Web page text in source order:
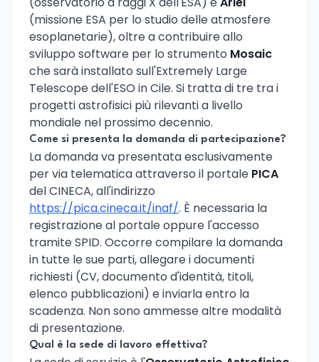
(missione ESA per lo studio delle atmosfere
esoplanetarie), oltre a contribuire allo
sviluppo software per lo strumento Mosaic
che sarà installato sull'Extremely Large
Telescope dell'ESO in Cile. Si tratta di tre tra i
progetti astrofisici più rilevanti a livello
mondiale nel prossimo decennio.
Come si presenta la domanda di partecipazione?
La domanda va presentata esclusivamente
per via telematica attraverso il portale PICA
del CINECA, all'indirizzo
https://pica.cineca.it/inaf/. È necessaria la
registrazione al portale oppure l'accesso
tramite SPID. Occorre compilare la domanda
in tutte le sue parti, allegare i documenti
richiesti (CV, documento d'identità, titoli,
elenco pubblicazioni) e inviarla entro la
scadenza. Non sono ammesse altre modalità
di presentazione.
Qual è la sede di lavoro effettiva?